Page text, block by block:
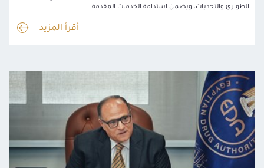
الطوارئ والتحديات، ويضمن استدامة الخدمات المقدمة.
أقرأ المزيد